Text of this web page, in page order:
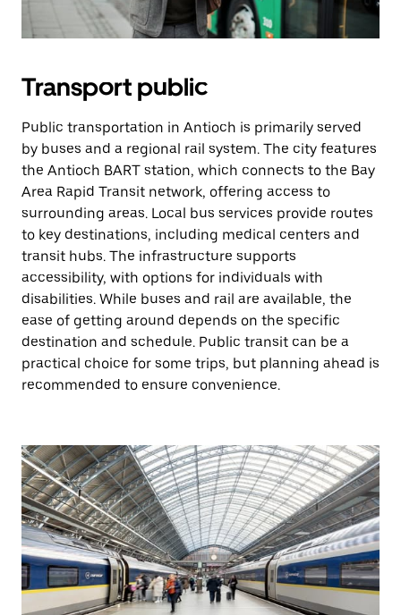
Transport public
Public transportation in Antioch is primarily served
by buses and a regional rail system. The city features
the Antioch BART station, which connects to the Bay
Area Rapid Transit network, offering access to
surrounding areas. Local bus services provide routes
to key destinations, including medical centers and
transit hubs. The infrastructure supports
accessibility, with options for individuals with
disabilities. While buses and rail are available, the
ease of getting around depends on the specific
destination and schedule. Public transit can be a
practical choice for some trips, but planning ahead is
recommended to ensure convenience.